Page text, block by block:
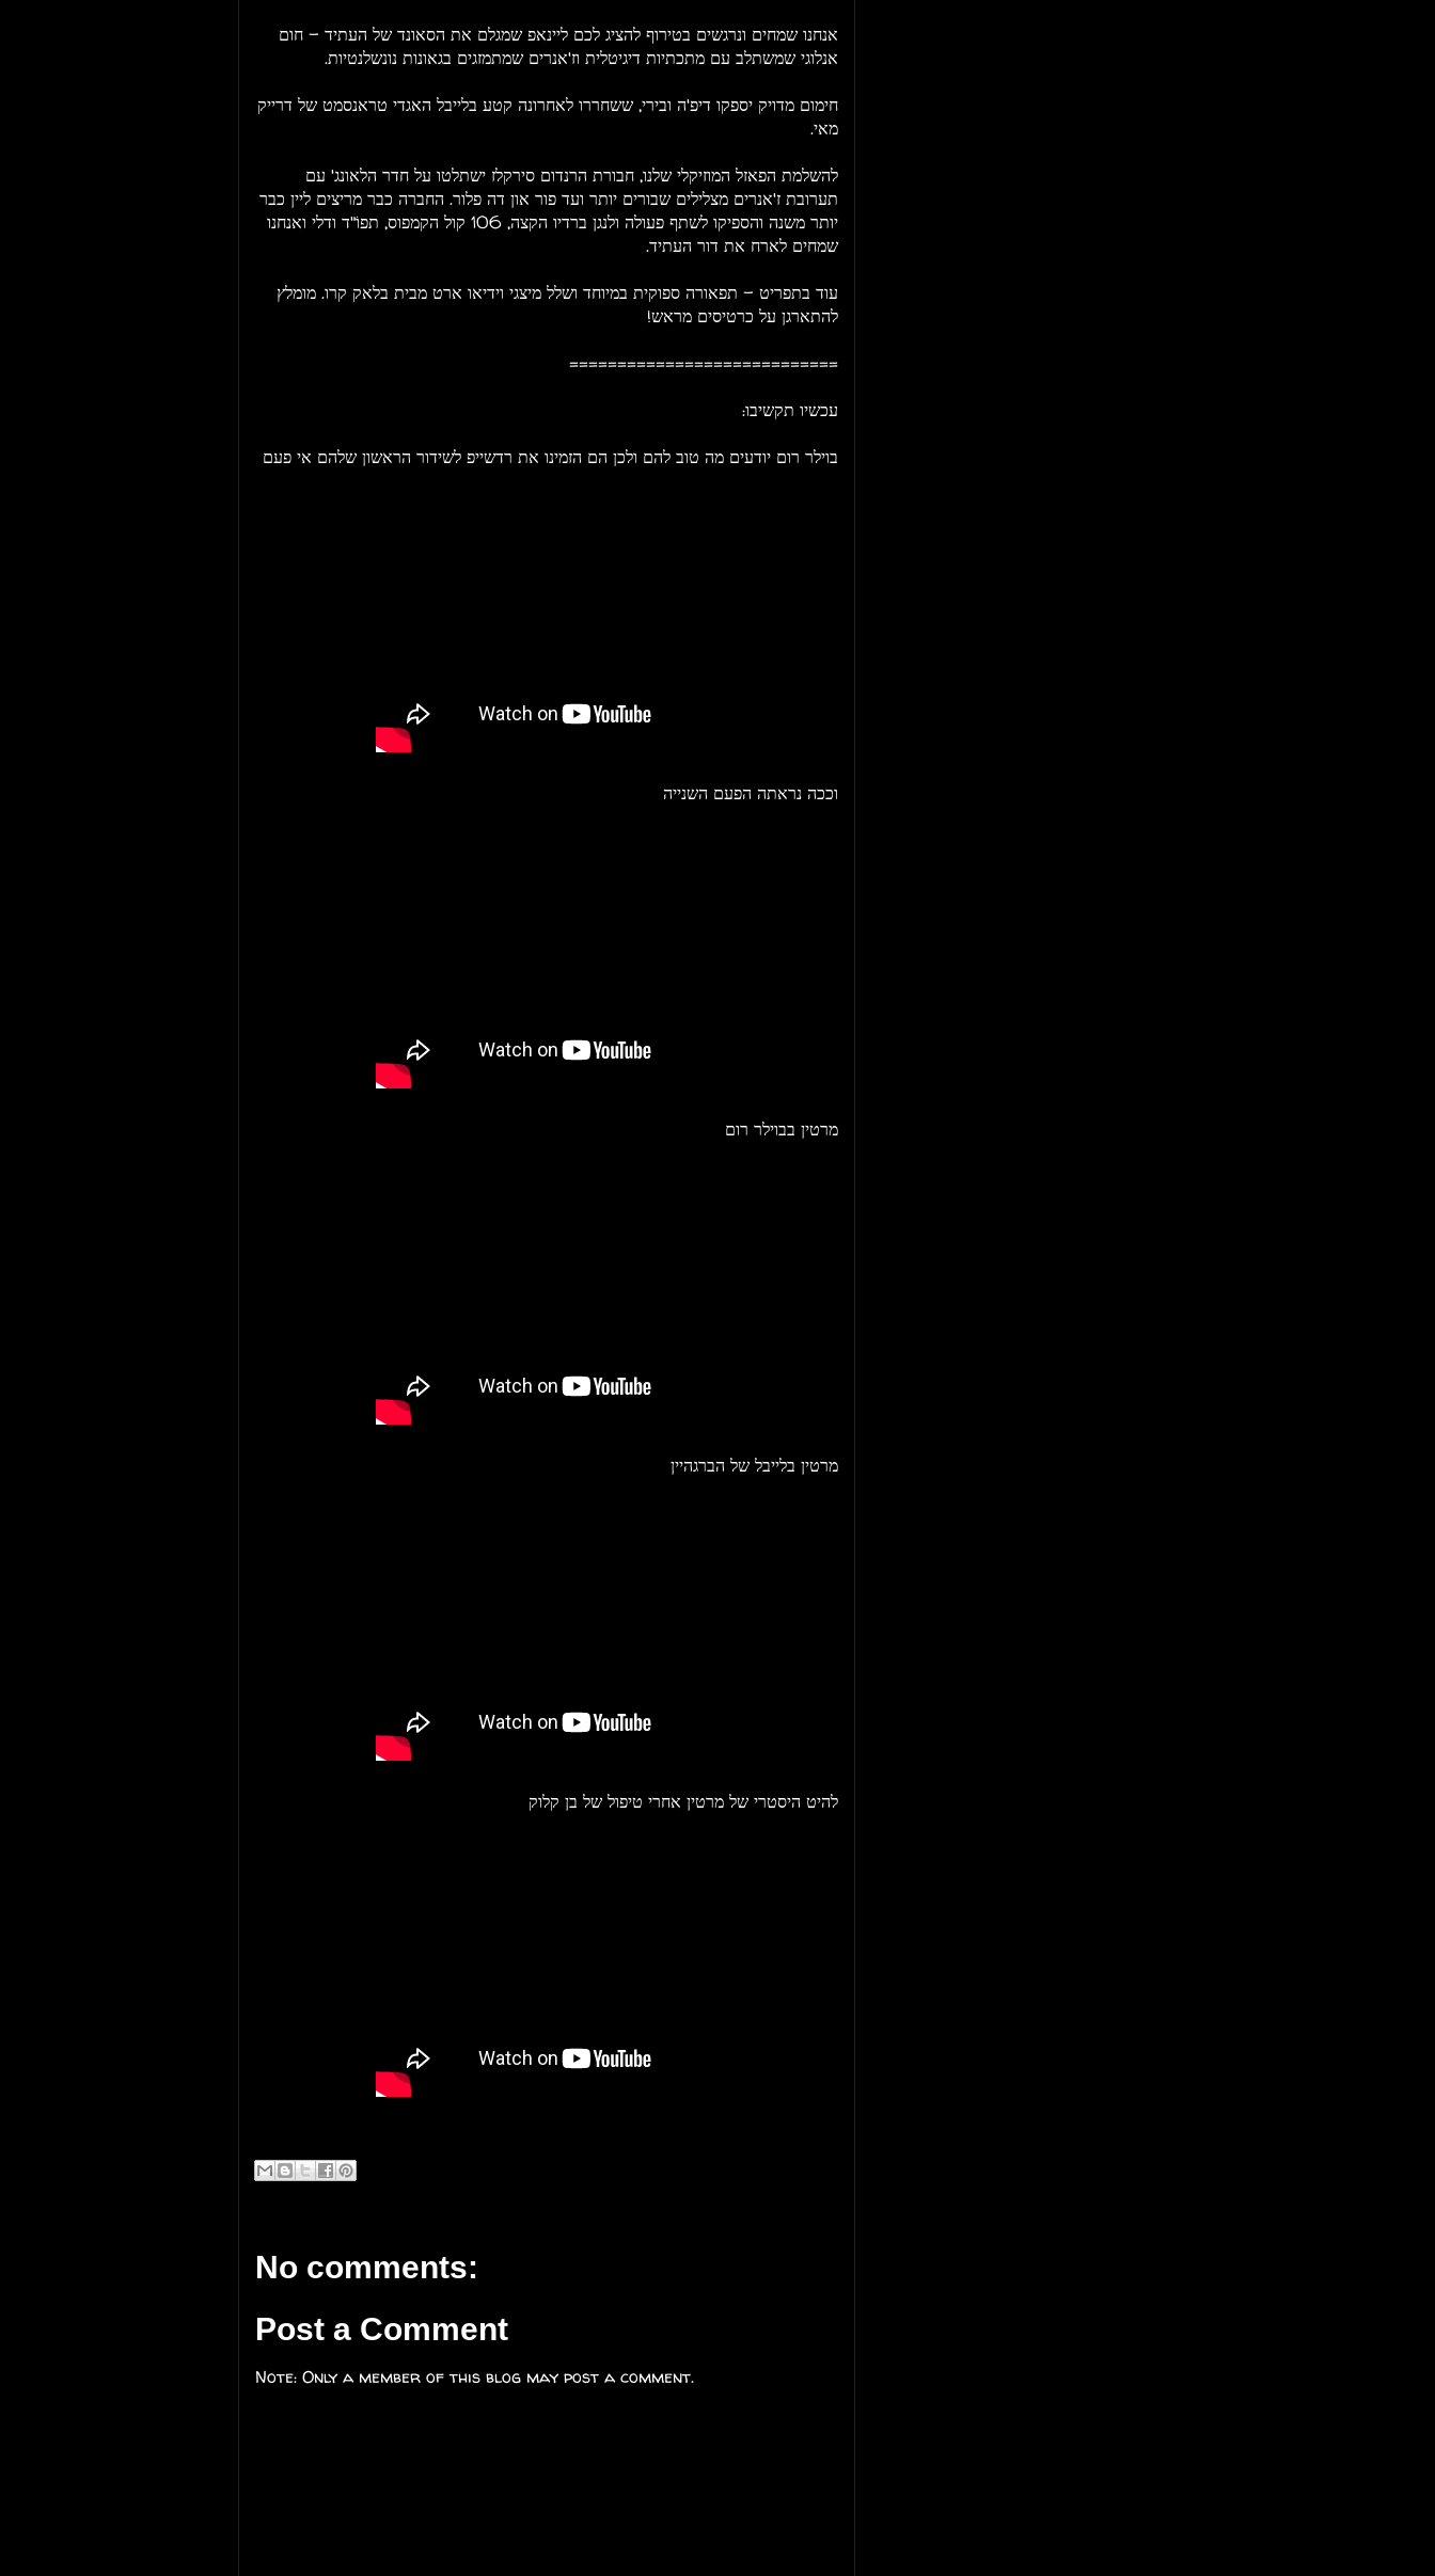
אנחנו שמחים ונרגשים בטירוף להציג לכם ליינאפ שמגלם את הסאונד של העתיד - חום
אנלוגי שמשתלב עם מתכתיות דיגיטלית וז'אנרים שמתמזגים בגאונות נונשלנטיות.
חימום מדויק יספקו דיפ'ה ובירי, ששחררו לאחרונה קטע בלייבל האגדי טראנסמט של דרייק
מאי.
להשלמת הפאזל המוזיקלי שלנו, חבורת הרנדום סירקלז ישתלטו על חדר הלאונג' עם
תערובת ז'אנרים מצלילים שבורים יותר ועד פור און דה פלור. החברה כבר מריצים ליין כבר
יותר משנה והספיקו לשתף פעולה ולנגן ברדיו הקצה, 106 קול הקמפוס, תפוֹ"ד ודלי ואנחנו
שמחים לארח את דור העתיד.
עוד בתפריט - תפאורה ספוקית במיוחד ושלל מיצגי וידיאו ארט מבית בלאק קרו. מומלץ
להתארגן על כרטיסים מראש!
============================
עכשיו תקשיבו:
בוילר רום יודעים מה טוב להם ולכן הם הזמינו את רדשייפ לשידור הראשון שלהם אי פעם
וככה נראתה הפעם השנייה
מרטין בבוילר רום
מרטין בלייבל של הברגהיין
להיט היסטרי של מרטין אחרי טיפול של בן קלוק
No comments:
Post a Comment
Note: Only a member of this blog may post a comment.